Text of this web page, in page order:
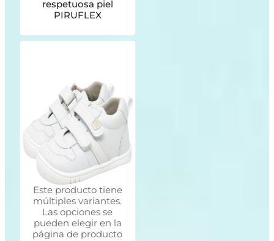
respetuosa piel
PIRUFLEX
Este producto tiene
múltiples variantes.
Las opciones se
pueden elegir en la
página de producto